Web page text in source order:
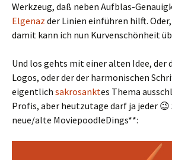
Werkzeug, daß neben Aufblas-
Elgenaz der Linien einführen hilft.
damit kann ich nun Kurvenschönheit
Und los gehts mit einer alten Idee, der
Logos, oder der der harmonischen
eigentlich sakrosanktes Thema
Profis, aber heutzutage darf ja jeder
neue/alte MoviepoodleDings**: